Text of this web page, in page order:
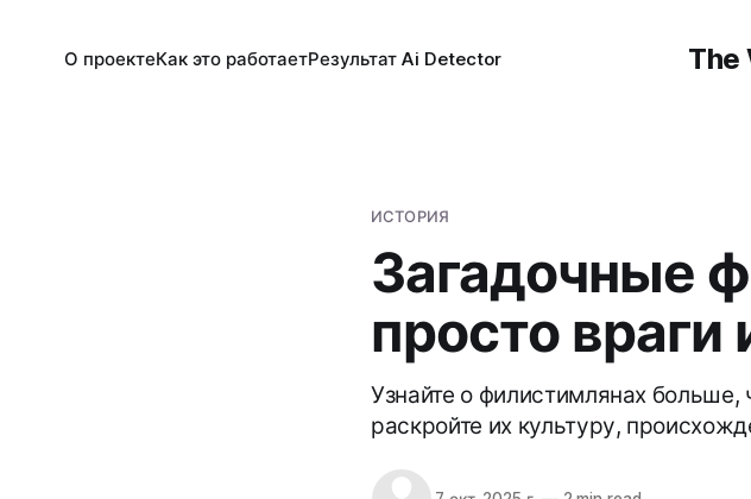
The
О проектеКак это работаетРезультат Ai Detector
ИСТОРИЯ
Загадочные
просто враги
Узнайте о филистимлянах больше,
раскройте их культуру,